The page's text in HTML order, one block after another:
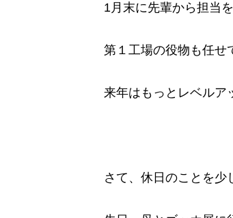
1月末に先輩から担当
第１工場の役物も任せ
来年はもっとレベルア
さて、休日のことを少